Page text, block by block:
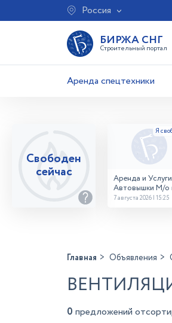
Россия
БИРЖА СНГ
Строительный портал
Аренда спецтехники
Свободен
сейчас
Аренда и Услуги
Автовышки М/о
Домодедово
7 августа 2026 | 15:25
Главная Объявления
0 предложений